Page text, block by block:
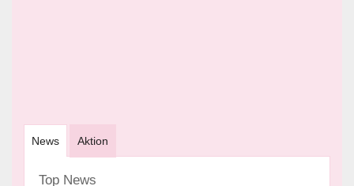
News Aktion
Top News